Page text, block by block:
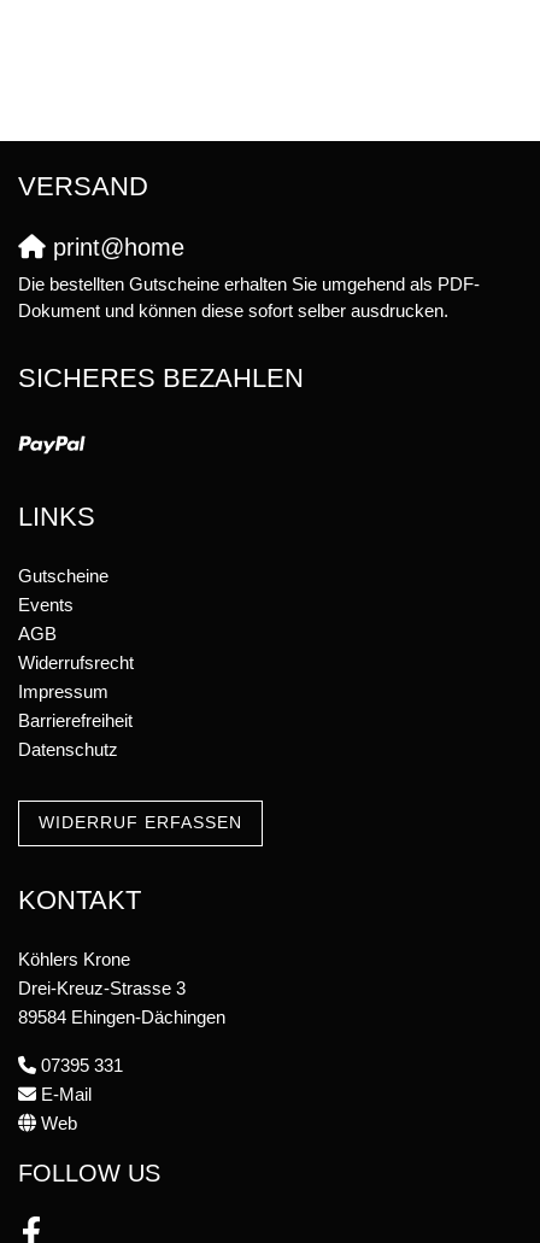
VERSAND
print@home
Die bestellten Gutscheine erhalten Sie umgehend als PDF-
Dokument und können diese sofort selber ausdrucken.
SICHERES BEZAHLEN
LINKS
Gutscheine
Events
AGB
Widerrufsrecht
Impressum
Barrierefreiheit
Datenschutz
WIDERRUF ERFASSEN
KONTAKT
Köhlers Krone
Drei-Kreuz-Strasse 3
89584 Ehingen-Dächingen
07395 331
E-Mail
Web
FOLLOW US